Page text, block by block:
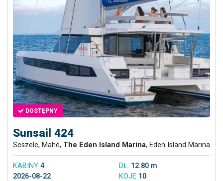
DOSTĘPNY
Sunsail 424
Seszele, Mahé, The Eden Island Marina, Eden Island Marina
KABINY 4 DŁ. 12.80 m
2026-08-22
KOJE 10